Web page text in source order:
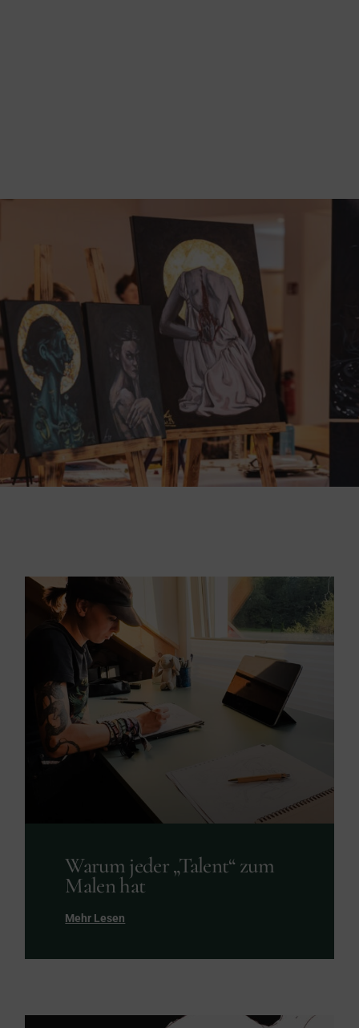
Warum jeder „Talent“ zum
Malen hat
Mehr Lesen